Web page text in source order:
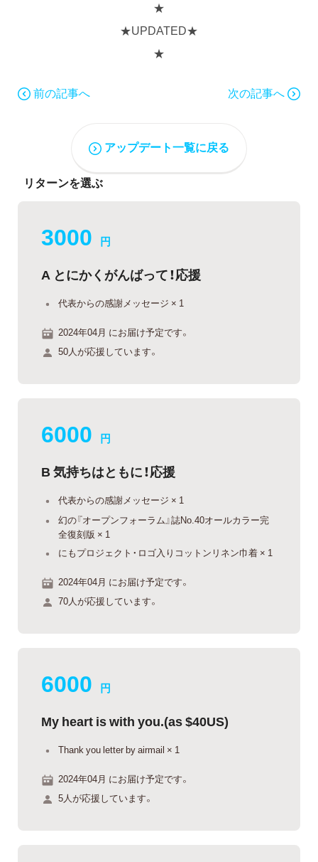
★
★UPDATED★
★
前の記事へ 次の記事へ
アップデート一覧に戻る
リターンを選ぶ
3000 円
A とにかくがんばって！応援
代表からの感謝メッセージ × 1
2024年04月 にお届け予定です。
50人が応援しています。
6000 円
B 気持ちはともに！応援
代表からの感謝メッセージ × 1
幻の『オープンフォーラム』誌No.40オールカラー完
全復刻版 × 1
にもプロジェクト・ロゴ入りコットンリネン巾着 × 1
2024年04月 にお届け予定です。
70人が応援しています。
6000 円
My heart is with you.(as $40US)
Thank you letter by airmail × 1
2024年04月 にお届け予定です。
5人が応援しています。